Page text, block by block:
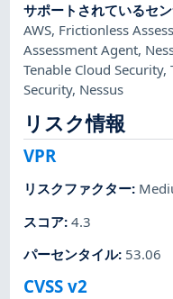
サポートされているセ
AWS, Frictionless
Assessment Agent,
Tenable Cloud Security,
Security, Nessus
リスク情報
VPR
リスクファクター:
スコア:4.3
パーセンタイル: 53.06
CVSS v2